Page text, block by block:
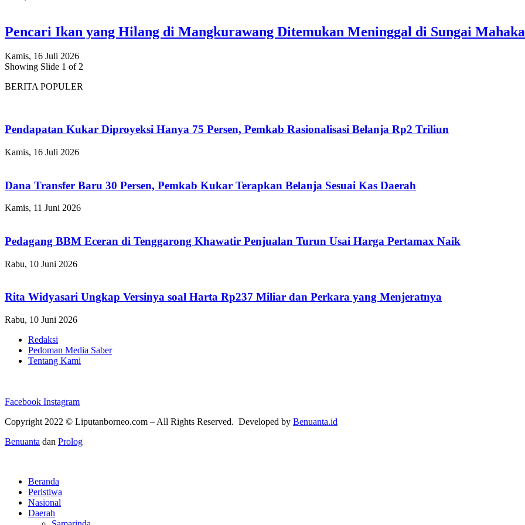
Pencari Ikan yang Hilang di Mangkurawang Ditemukan Meninggal di Sungai
Kamis, 16 Juli 2026
Showing Slide 1 of 2
BERITA POPULER
Pendapatan Kukar Diproyeksi Hanya 75 Persen, Pemkab Rasionalisasi Belanja Rp2 Triliun
Kamis, 16 Juli 2026
Dana Transfer Baru 30 Persen, Pemkab Kukar Terapkan Belanja Sesuai Kas Daerah
Kamis, 11 Juni 2026
Pedagang BBM Eceran di Tenggarong Khawatir Penjualan Turun Usai Harga Pertamax Naik
Rabu, 10 Juni 2026
Rita Widyasari Ungkap Versinya soal Harta Rp237 Miliar dan Perkara yang Menjeratnya
Rabu, 10 Juni 2026
Redaksi
Pedoman Media Saber
Tentang Kami
Facebook Instagram
Copyright 2022 © Liputanborneo.com – All Rights Reserved. Developed by Benuanta.id
Benuanta dan Prolog
Beranda
Peristiwa
Nasional
Daerah